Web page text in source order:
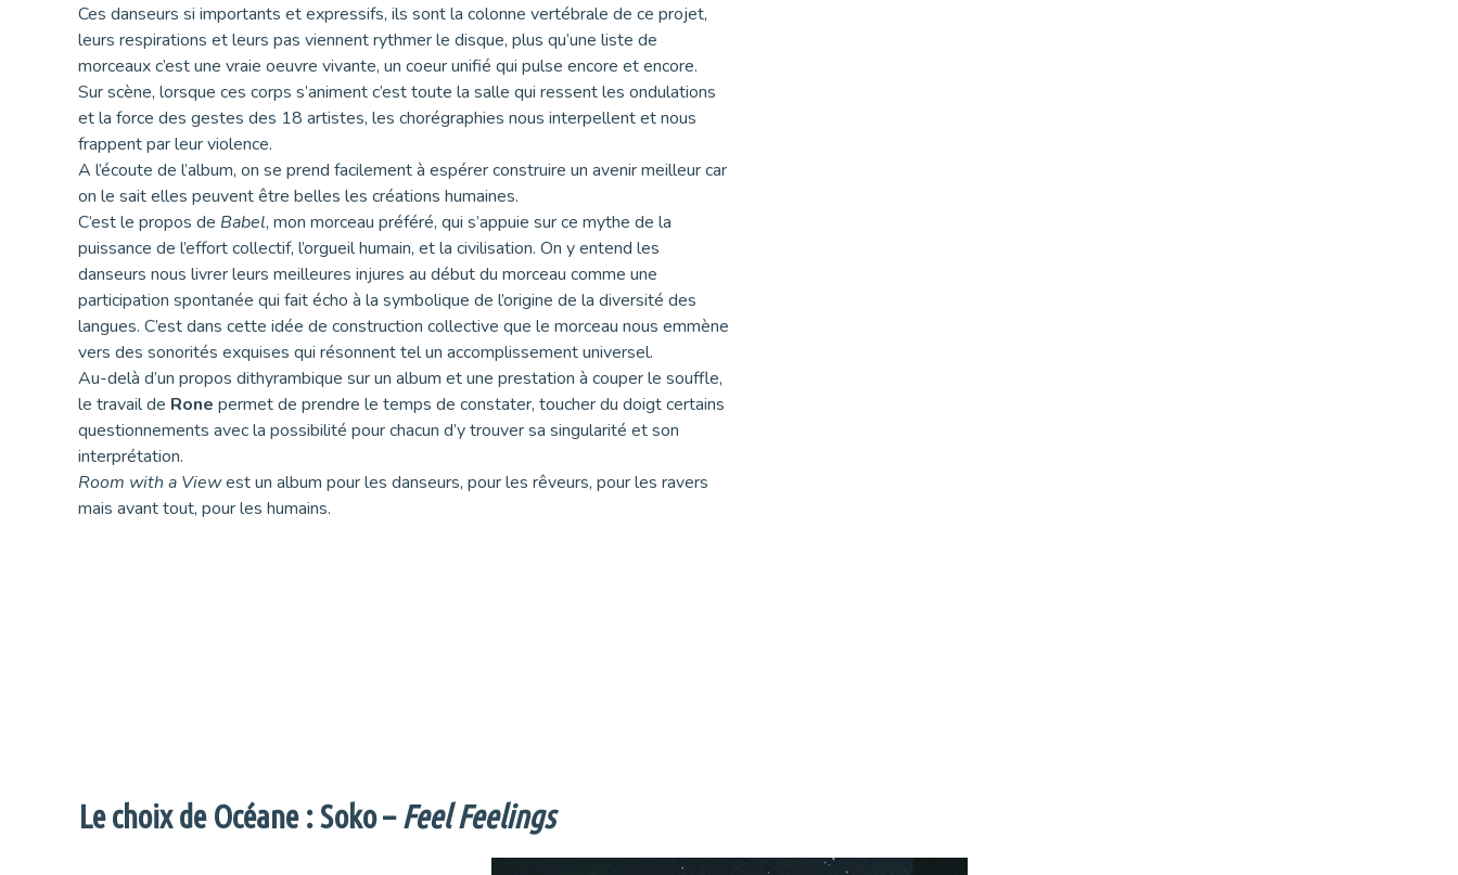
Ces danseurs si importants et expressifs, ils sont la colonne vertébrale de ce projet,
leurs respirations et leurs pas viennent rythmer le disque, plus qu’une liste de
morceaux c’est une vraie oeuvre vivante, un coeur unifié qui pulse encore et encore.
Sur scène, lorsque ces corps s’animent c’est toute la salle qui ressent les ondulations
et la force des gestes des 18 artistes, les chorégraphies nous interpellent et nous
frappent par leur violence.
A l’écoute de l’album, on se prend facilement à espérer construire un avenir meilleur car
on le sait elles peuvent être belles les créations humaines.
C’est le propos de Babel, mon morceau préféré, qui s’appuie sur ce mythe de la
puissance de l’effort collectif, l’orgueil humain, et la civilisation. On y entend les
danseurs nous livrer leurs meilleures injures au début du morceau comme une
participation spontanée qui fait écho à la symbolique de l’origine de la diversité des
langues. C’est dans cette idée de construction collective que le morceau nous emmène
vers des sonorités exquises qui résonnent tel un accomplissement universel.
Au-delà d’un propos dithyrambique sur un album et une prestation à couper le souffle,
le travail de Rone permet de prendre le temps de constater, toucher du doigt certains
questionnements avec la possibilité pour chacun d’y trouver sa singularité et son
interprétation.
Room with a Viewest un album pour les danseurs, pour les rêveurs, pour les ravers
mais avant tout, pour les humains.
Le choix de Océane : Soko – Feel Feelings